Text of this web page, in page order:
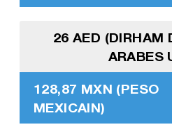
26 AED (DIRHAM
ARABES
128,87 MXN (PESO
MEXICAIN)